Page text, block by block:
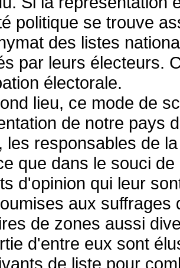
politique se trouve
des listes
par leurs électeurs.
électorale.
lieu, ce mode de
de notre pays
les responsables de
que dans le souci
d'opinion qui leur
aux
de zones aussi
d'entre eux sont
de liste pour